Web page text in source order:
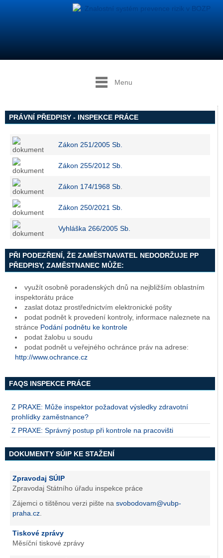
Menu
PRÁVNÍ PŘEDPISY - INSPEKCE PRÁCE
Zákon 251/2005 Sb.
Zákon 255/2012 Sb.
Zákon 174/1968 Sb
Zákon 250/2021 Sb.
Vyhláška 266/2005 Sb.
PŘI PODEZŘENÍ, ŽE ZAMĚSTNAVATEL NEDODRŽUJE PP
PŘEDPISY, ZAMĚSTNANEC MŮŽE:
využít osobně poradenských dnů na nejbližším oblastním
inspektorátu práce
zaslat dotaz prostřednictvím elektronické pošty
podat podnět k provedení kontroly, informace naleznete na
stránce Podání podnětu ke kontrole
podat žalobu u soudu
podat podnět u veřejného ochránce práv na adrese:
http://www.ochrance.cz
FAQS INSPEKCE PRÁCE
Z PRAXE: Může inspektor požadovat výsledky zdravotní
prohlídky zaměstnance?
Z PRAXE: Správný postup při kontrole na pracovišti
DOKUMENTY SÚIP KE STAŽENÍ
Zpravodaj SÚIP
Zpravodaj Státního úřadu inspekce práce
Zájemci o tištěnou verzi pište na svobodovam@vubp-
praha.cz
Tiskové zprávy
Měsíční tiskové zprávy